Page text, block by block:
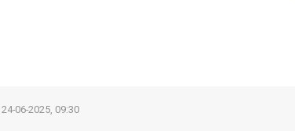
24-06-2025, 09:30